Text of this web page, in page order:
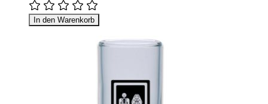
In den Warenkorb